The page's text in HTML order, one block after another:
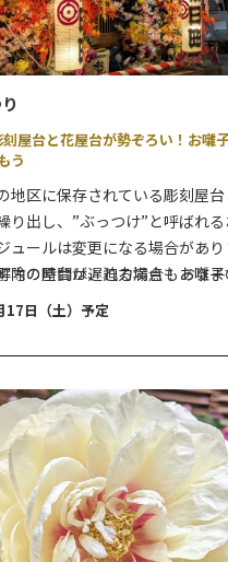
屋台と花屋台が勢ぞろい！お囃
う
地区に保存されている彫刻屋
り出し、”ぶっつけ”と呼ばれ
内の屋台は、迫力満点！お囃
制開始
置完了
回ぶっつけ開始
回ぶっつけ開始
点灯（火入れ式）
ュールは変更になる場合があ
除の時間が遅れる場合もあり
道路上でぎりぎりまで近付い
で競演を行うことです。
により一方のリズムが狂った
ではその限りではありません。
日（土）予定